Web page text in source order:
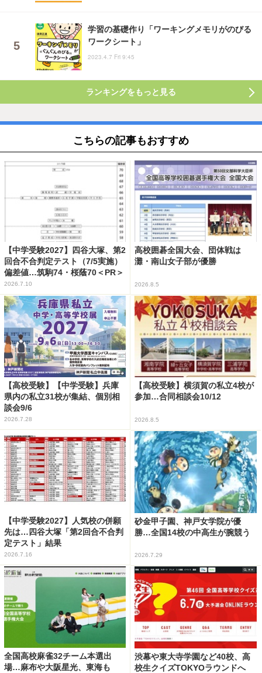
学習の基礎作り「ワーキングメモリがのびる
ワークシート」
2023.4.7 Fri 9:45
ランキングをもっと見る
こちらの記事もおすすめ
【中学受験2027】四谷大塚、第2
回合不合判定テスト（7/5実施）
偏差値…筑駒74・桜蔭70＜PR＞
2026.7.10
高校囲碁全国大会、団体戦は
灘・南山女子部が優勝
2026.8.5
【高校受験】【中学受験】兵庫
県内の私立31校が集結、個別相
談会9/6
2026.7.28
【高校受験】横須賀の私立4校が
参加…合同相談会10/12
2026.8.5
【中学受験2027】人気校の併願
先は…四谷大塚「第2回合不合判
定テスト」結果
2026.7.16
砂金甲子園、神戸女学院が優
勝…全国14校の中高生が腕競う
2026.7.29
全国高校麻雀32チーム本選出
場…麻布や大阪星光、東海も
渋幕や東大寺学園など40校、高
校生クイズTOKYOラウンドへ